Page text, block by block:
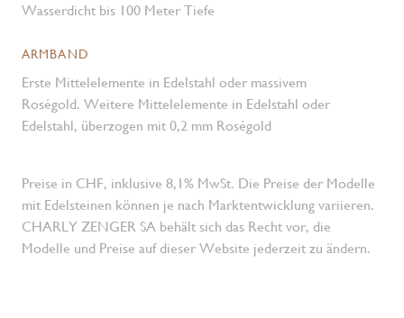
Wasserdicht bis 100 Meter Tiefe
ARMBAND
Erste Mittelelemente in Edelstahl oder massivem
Roségold. Weitere Mittelelemente in Edelstahl oder
Edelstahl, überzogen mit 0,2 mm Roségold
Preise in CHF, inklusive 8,1% MwSt. Die Preise der Modelle
mit Edelsteinen können je nach Marktentwicklung variieren.
CHARLY ZENGER SA behält sich das Recht vor, die
Modelle und Preise auf dieser Website jederzeit zu ändern.